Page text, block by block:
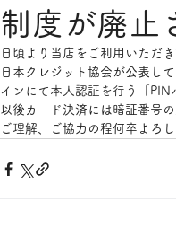
制度が廃止
日頃より当店をご利用いただ
日本クレジット協会が公表し
インにて本人認証を行う「PIN
以後カード決済には暗証番号
ご理解、ご協力の程何卒よろ